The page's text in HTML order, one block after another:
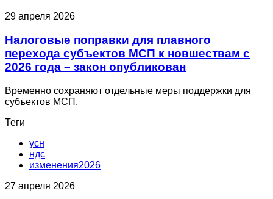
29 апреля 2026
Налоговые поправки для плавного
перехода субъектов МСП к новшествам с
2026 года – закон опубликован
Временно сохраняют отдельные меры поддержки для
субъектов МСП.
Теги
усн
ндс
изменения2026
27 апреля 2026